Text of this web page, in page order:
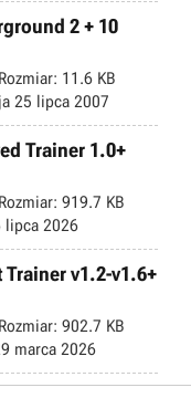
2 + 10
Rozmiar: 11.6 KB
25 lipca 2007
Trainer 1.0+
Rozmiar: 919.7 KB
lipca 2026
v1.2-v1.6+
Rozmiar: 902.7 KB
marca 2026